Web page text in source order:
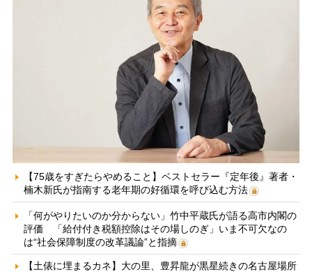
【75歳をすぎたらやめること】ベストセラー『定年後』著者・
楠木新氏が指南する老年期の好循環を呼び込む方法
「何がやりたいのか分からない」竹中平蔵氏が語る高市内閣の
評価 「給付付き税額控除はその場しのぎ」いま不可欠なの
は“社会保障制度の改革議論”と指摘
【土俵に埋まるカネ】大の里、豊昇龍が黒星続きの名古屋場所